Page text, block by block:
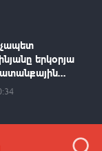
երկօրյա